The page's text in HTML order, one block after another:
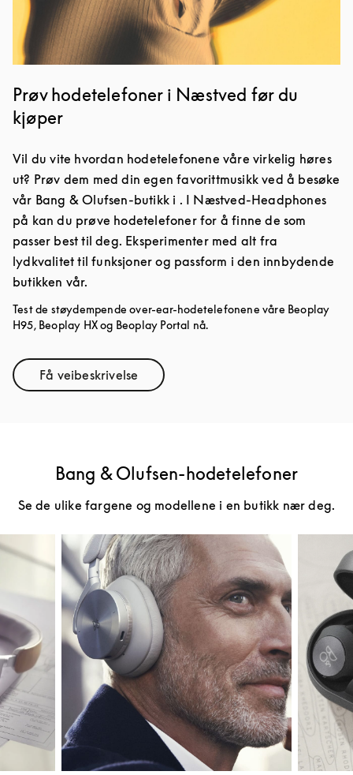
Prøv hodetelefoner i Næstved før du
kjøper
Vil du vite hvordan hodetelefonene våre virkelig høres
ut? Prøv dem med din egen favorittmusikk ved å besøke
vår Bang & Olufsen-butikk i . I Næstved-Headphones
på kan du prøve hodetelefoner for å finne de som
passer best til deg. Eksperimenter med alt fra
lydkvalitet til funksjoner og passform i den innbydende
butikken vår.
Test de støydempende over-ear-hodetelefonene våre Beoplay
H95, Beoplay HX og Beoplay Portal nå.
Få veibeskrivelseLink Opens in New Tab
Bang & Olufsen-hodetelefoner
Se de ulike fargene og modellene i en butikk nær deg.